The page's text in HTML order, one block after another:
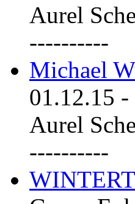
Aurel
----------
Michael
01.12.15 -
Aurel
----------